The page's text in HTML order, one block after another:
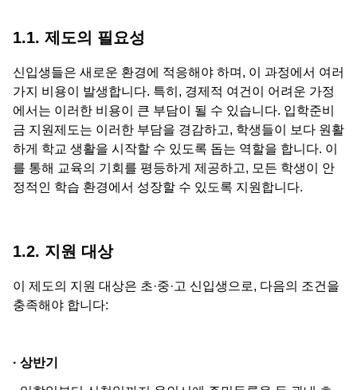
1.1. 제도의 필요성
신입생들은 새로운 환경에 적응해야 하며, 이 과정에서 여러
가지 비용이 발생합니다. 특히, 경제적 여건이 어려운 가정
에서는 이러한 비용이 큰 부담이 될 수 있습니다. 입학준비
금 지원제도는 이러한 부담을 경감하고, 학생들이 보다 원활
하게 학교 생활을 시작할 수 있도록 돕는 역할을 합니다. 이
를 통해 교육의 기회를 평등하게 제공하고, 모든 학생이 안
정적인 학습 환경에서 성장할 수 있도록 지원합니다.
1.2. 지원 대상
이 제도의 지원 대상은 초·중·고 신입생으로, 다음의 조건을
충족해야 합니다:
· 상반기